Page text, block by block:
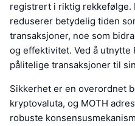
registrert i riktig rekkefølge.
reduserer betydelig tiden
transaksjoner, noe som
og effektivitet. Ved å utnytte
pålitelige transaksjoner til
Sikkerhet er en overordnet
kryptovaluta, og MOTH
robuste